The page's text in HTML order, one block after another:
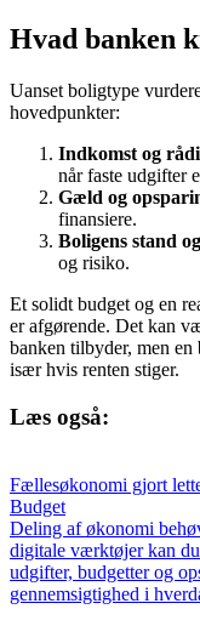
Hvad banken
Uanset boligtype
hovedpunkter:
Indkomst og
når faste udgifter
Gæld og
finansiere.
Boligens stand
og risiko.
Et solidt budget og en
er afgørende. Det kan
banken tilbyder, men
især hvis renten stiger.
Læs også:
Fællesøkonomi gjort
Budget
Deling af økonomi
digitale værktøjer kan
udgifter, budgetter og
gennemsigtighed i